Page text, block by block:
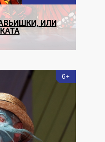
ИЛИ
6+